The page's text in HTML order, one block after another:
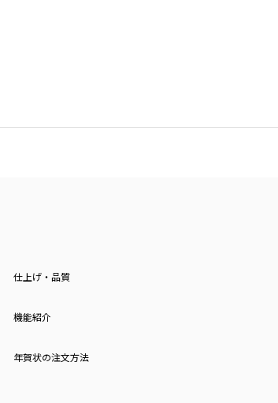
仕上げ・品質
機能紹介
年賀状の注文方法